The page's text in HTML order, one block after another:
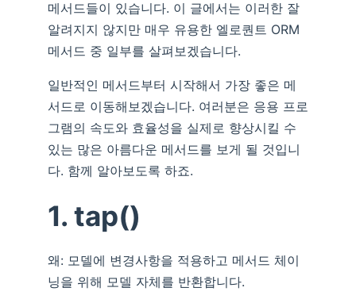
메서드들이 있습니다. 이 글에서는 이러한 잘
알려지지 않지만 매우 유용한 엘로퀀트 ORM
메서드 중 일부를 살펴보겠습니다.
일반적인 메서드부터 시작해서 가장 좋은 메
서드로 이동해보겠습니다. 여러분은 응용 프로
그램의 속도와 효율성을 실제로 향상시킬 수
있는 많은 아름다운 메서드를 보게 될 것입니
다. 함께 알아보도록 하죠.
1. tap()
왜: 모델에 변경사항을 적용하고 메서드 체이
닝을 위해 모델 자체를 반환합니다.